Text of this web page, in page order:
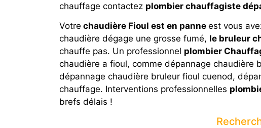
chauffage contactez plombier chauffagiste
Votre chaudière Fioul est en panne est vous
chaudière dégage une grosse fumé, le bruleur
chauffe pas. Un professionnel plombier
chaudière a fioul, comme dépannage chaudière
dépannage chaudière bruleur fioul cuenod,
chauffage. Interventions professionnelles
brefs délais !